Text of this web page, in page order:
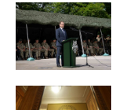
Contact